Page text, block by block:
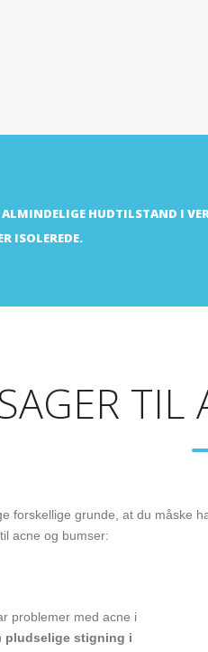
HUDTILSTAND I
ISOLEREDE.
TIL
forskellige grunde, at du måske
acne og bumser:
problemer med acne i
pludselige stigning i